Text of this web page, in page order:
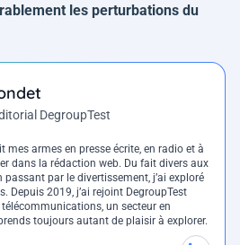
les perturbations du
DegroupTest
mes armes en presse écrite, en radio et à
dans la rédaction web. Du fait divers aux
passant par le divertissement, j’ai exploré
Depuis 2019, j’ai rejoint DegroupTest
un secteur en
toujours autant de plaisir à explorer.